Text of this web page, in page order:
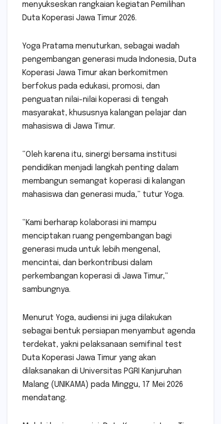
menyukseskan rangkaian kegiatan Pemilihan
Duta Koperasi Jawa Timur 2026.
Yoga Pratama menuturkan, sebagai wadah
pengembangan generasi muda Indonesia, Duta
Koperasi Jawa Timur akan berkomitmen
berfokus pada edukasi, promosi, dan
penguatan nilai-nilai koperasi di tengah
masyarakat, khususnya kalangan pelajar dan
mahasiswa di Jawa Timur.
“Oleh karena itu, sinergi bersama institusi
pendidikan menjadi langkah penting dalam
membangun semangat koperasi di kalangan
mahasiswa dan generasi muda,” tutur Yoga.
“Kami berharap kolaborasi ini mampu
menciptakan ruang pengembangan bagi
generasi muda untuk lebih mengenal,
mencintai, dan berkontribusi dalam
perkembangan koperasi di Jawa Timur,”
sambungnya.
Menurut Yoga, audiensi ini juga dilakukan
sebagai bentuk persiapan menyambut agenda
terdekat, yakni pelaksanaan semifinal test
Duta Koperasi Jawa Timur yang akan
dilaksanakan di Universitas PGRI Kanjuruhan
Malang (UNIKAMA) pada Minggu, 17 Mei 2026
mendatang.